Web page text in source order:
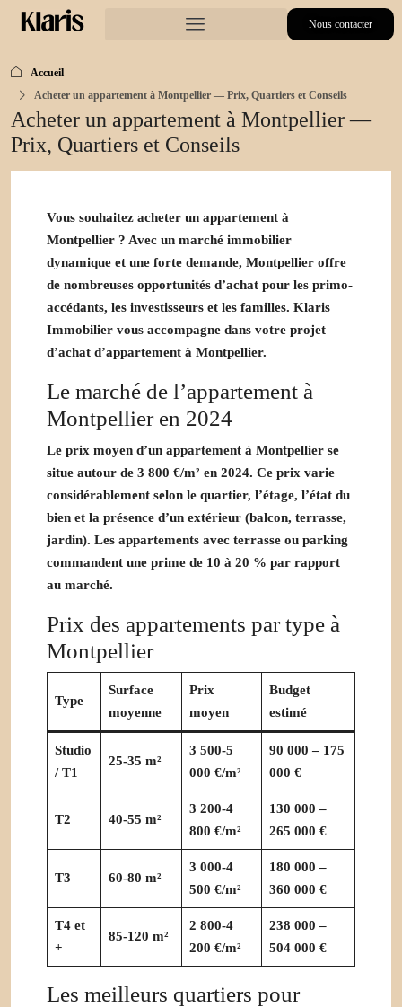
Nous contacter
Accueil
Acheter un appartement à Montpellier — Prix, Quartiers et Conseils
Acheter un appartement à Montpellier —
Prix, Quartiers et Conseils
Vous souhaitez acheter un appartement à
Montpellier ? Avec un marché immobilier
dynamique et une forte demande, Montpellier offre
de nombreuses opportunités d’achat pour les primo-
accédants, les investisseurs et les familles. Klaris
Immobilier vous accompagne dans votre projet
d’achat d’appartement à Montpellier.
Le marché de l’appartement à
Montpellier en 2024
Le prix moyen d’un appartement à Montpellier se
situe autour de 3 800 €/m² en 2024. Ce prix varie
considérablement selon le quartier, l’étage, l’état du
bien et la présence d’un extérieur (balcon, terrasse,
jardin). Les appartements avec terrasse ou parking
commandent une prime de 10 à 20 % par rapport
au marché.
Prix des appartements par type à
Montpellier
Type
Surface
moyenne
Prix
moyen
Budget
estimé
Studio
/ T1
25-35 m²
3 500-5
000 €/m²
90 000 – 175
000 €
T2 40-55 m²
3 200-4
800 €/m²
130 000 –
265 000 €
T3 60-80 m²
3 000-4
500 €/m²
180 000 –
360 000 €
T4 et
+
85-120 m²
2 800-4
200 €/m²
238 000 –
504 000 €
Les meilleurs quartiers pour